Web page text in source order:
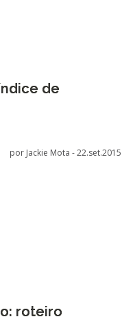
de
por Jackie Mota -22.set.2015
roteiro